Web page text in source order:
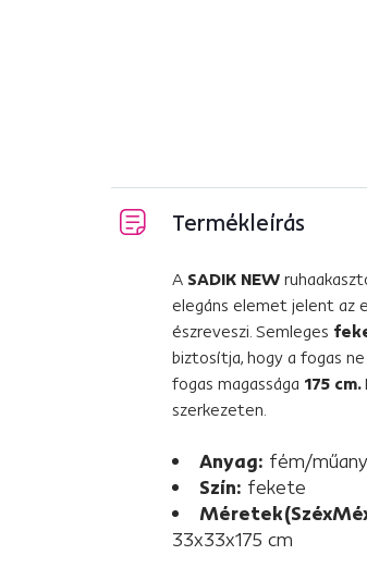
Termékleírás
A SADIK NEW
elegáns elemet jelent az
észreveszi. Semleges
biztosítja, hogy a fogas
fogas magassága 175 cm.
szerkezeten.
Anyag: fém/
Szín: fekete
33x33x175 cm